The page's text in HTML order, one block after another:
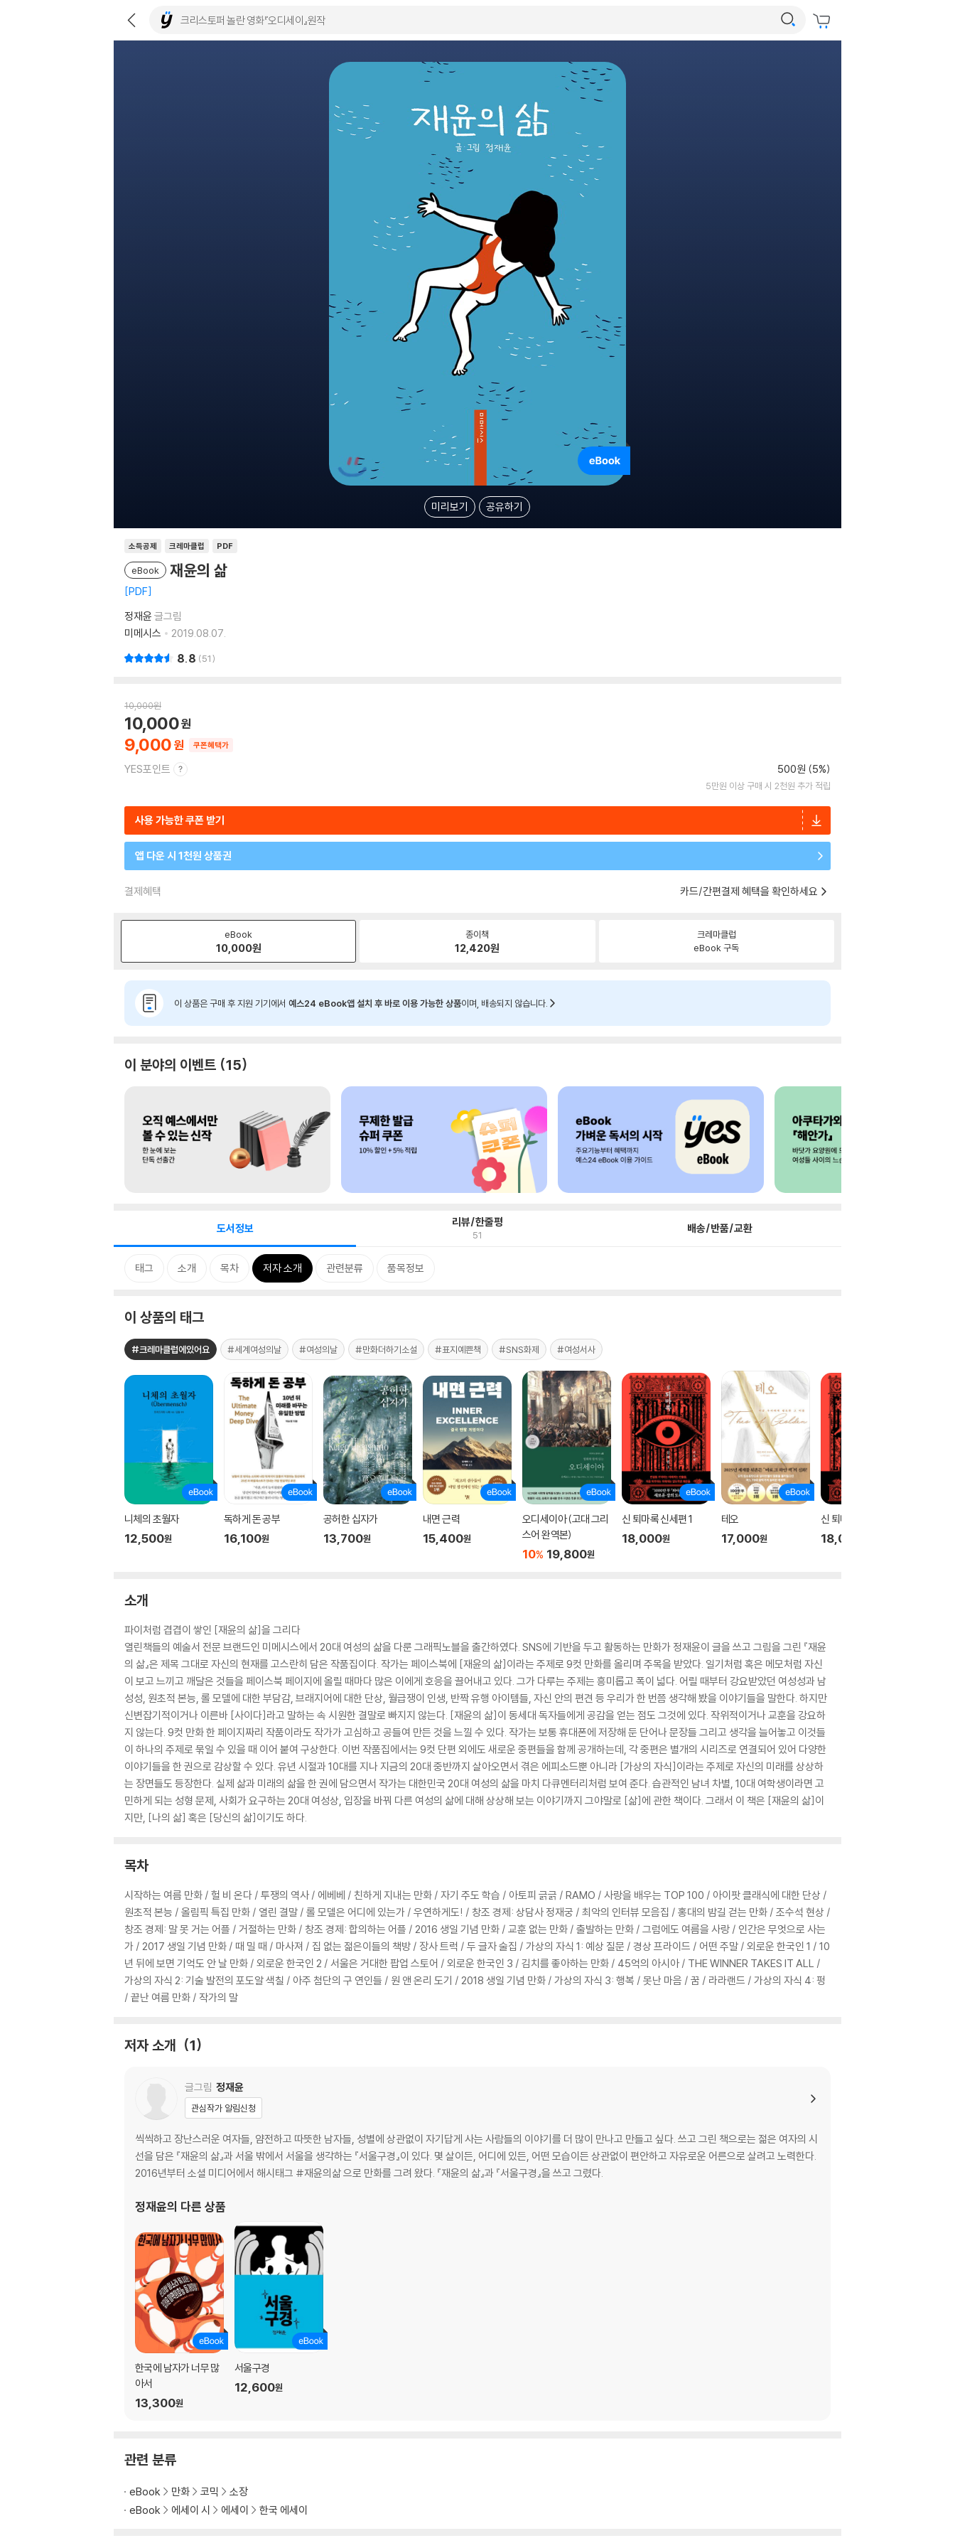
미리보기 공유하기
소득공제 크레마클럽 PDF
eBook 재윤의 삶
PDF
정재윤 글그림
미메시스
2019.08.07.
8.8 51
10,000원
9,000
10,000
쿠폰혜택가
YES포인트 500원 (5%)
5만원 이상 구매 시 2천원 추가 적립
사용 가능한 쿠폰 받기
앱 다운 시 1천원 상품권
결제혜택 카드/간편결제 혜택을 확인하세요
eBook
10,000원
종이책
12,420원
크레마클럽
eBook 구독
이 상품은 구매 후 지원 기기에서 예스24 eBook앱 설치 후 바로 이용 가능한 상품이며, 배송되지 않습니다.
이 분야의 이벤트 15
도서정보 리뷰/한줄평
51 배송/반품/교환
태그 소개 목차 저자 소개 관련분류 품목정보
이 상품의 태그
#크레마클럽에있어요 #세계여성의날 #여성의날 #만화더하기소설 #표지예쁜책 #SNS화제 #여성서사
니체의 초월자
12,500원
독하게 돈 공부
16,100원
공허한 십자가
13,700원
내면 근력
15,400원
오디세이아 (고대 그리
스어 완역본)
10% 19,800원
신 퇴마록 신세편 1
18,000원
테오
17,000원
신 퇴마록 신세편 3
18,000
소개
파이처럼 겹겹이 쌓인 [재윤의 삶]을 그리다
열린책들의 예술서 전문 브랜드인 미메시스에서 20대 여성의 삶을 다룬 그래픽노블을 출간하였다. SNS에 기반을 두고 활동하는 만화가 정재윤이 글을 쓰고 그림을 그린 『재윤
의 삶』은 제목 그대로 자신의 현재를 고스란히 담은 작품집이다. 작가는 페이스북에 [재윤의 삶]이라는 주제로 9컷 만화를 올리며 주목을 받았다. 일기처럼 혹은 메모처럼 자신
이 보고 느끼고 깨달은 것들을 페이스북 페이지에 올릴 때마다 많은 이에게 호응을 끌어내고 있다. 그가 다루는 주제는 흥미롭고 폭이 넓다. 어릴 때부터 강요받았던 여성성과 남
성성, 원초적 본능, 롤 모델에 대한 부담감, 브래지어에 대한 단상, 월급쟁이 인생, 반짝 유행 아이템들, 자신 안의 편견 등 우리가 한 번쯤 생각해 봤을 이야기들을 말한다. 하지만
신변잡기적이거나 이른바 [사이다]라고 말하는 속 시원한 결말로 빠지지 않는다. [재윤의 삶]이 동세대 독자들에게 공감을 얻는 점도 그것에 있다. 작위적이거나 교훈을 강요하
지 않는다. 9컷 만화 한 페이지짜리 작품이라도 작가가 고심하고 공들여 만든 것을 느낄 수 있다. 작가는 보통 휴대폰에 저장해 둔 단어나 문장들 그리고 생각을 늘어놓고 이것들
이 하나의 주제로 묶일 수 있을 때 이어 붙여 구상한다. 이번 작품집에서는 9컷 단편 외에도 새로운 중편들을 함께 공개하는데, 각 중편은 별개의 시리즈로 연결되어 있어 다양한
이야기들을 한 권으로 감상할 수 있다. 유년 시절과 10대를 지나 지금의 20대 중반까지 살아오면서 겪은 에피소드뿐 아니라 [가상의 자식]이라는 주제로 자신의 미래를 상상하
는 장면들도 등장한다. 실제 삶과 미래의 삶을 한 권에 담으면서 작가는 대한민국 20대 여성의 삶을 마치 다큐멘터리처럼 보여 준다. 습관적인 남녀 차별, 10대 여학생이라면 고
민하게 되는 성형 문제, 사회가 요구하는 20대 여성상, 입장을 바꿔 다른 여성의 삶에 대해 상상해 보는 이야기까지 그야말로 [삶]에 관한 책이다. 그래서 이 책은 [재윤의 삶]이
지만, [나의 삶] 혹은 [당신의 삶]이기도 하다.
목차
시작하는 여름 만화 / 헐 비 온다 / 투쟁의 역사 / 에베베 / 친하게 지내는 만화 / 자기 주도 학습 / 아토피 긁긁 / RAMO / 사랑을 배우는 TOP 100 / 아이팟 클래식에 대한 단상 /
원초적 본능 / 올림픽 특집 만화 / 열린 결말 / 롤 모델은 어디에 있는가 / 우연하게도! / 창조 경제: 상담사 정재궁 / 최악의 인터뷰 모음집 / 홍대의 밤길 걷는 만화 / 조수석 현상 /
창조 경제: 말 못 거는 어플 / 거절하는 만화 / 창조 경제: 합의하는 어플 / 2016 생일 기념 만화 / 교훈 없는 만화 / 출발하는 만화 / 그럼에도 여름을 사랑 / 인간은 무엇으로 사는
가 / 2017 생일 기념 만화 / 때 밀 때 / 마사져 / 집 없는 젊은이들의 책방 / 장사 트럭 / 두 글자 술집 / 가상의 자식 1: 예상 질문 / 경상 프라이드 / 어떤 주말 / 외로운 한국인 1 / 10
년 뒤에 보면 기억도 안 날 만화 / 외로운 한국인 2 / 서울은 거대한 팝업 스토어 / 외로운 한국인 3 / 김치를 좋아하는 만화 / 45억의 아시아 / THE WINNER TAKES IT ALL /
가상의 자식 2: 기술 발전의 포도알 색칠 / 아주 첨단의 구 연인들 / 원 앤 온리 도기 / 2018 생일 기념 만화 / 가상의 자식 3: 행복 / 못난 마음 / 꿈 / 라라랜드 / 가상의 자식 4: 펑
/ 끝난 여름 만화 / 작가의 말
저자 소개 1
글그림 정재윤
관심작가 알림신청
씩씩하고 장난스러운 여자들, 얌전하고 따뜻한 남자들, 성별에 상관없이 자기답게 사는 사람들의 이야기를 더 많이 만나고 만들고 싶다. 쓰고 그린 책으로는 젊은 여자의 시
선을 담은 『재윤의 삶』과 서울 밖에서 서울을 생각하는 『서울구경』이 있다. 몇 살이든, 어디에 있든, 어떤 모습이든 상관없이 편안하고 자유로운 어른으로 살려고 노력한다.
2016년부터 소셜 미디어에서 해시태그 #재윤의삶 으로 만화를 그려 왔다. 『재윤의 삶』과 『서울구경』을 쓰고 그렸다.
정재윤의 다른 상품
한국에 남자가 너무 많
아서
13,300원
서울구경
12,600원
관련 분류
eBook 만화 코믹
소장
eBook
에세이 시 에세이 한국 에세이